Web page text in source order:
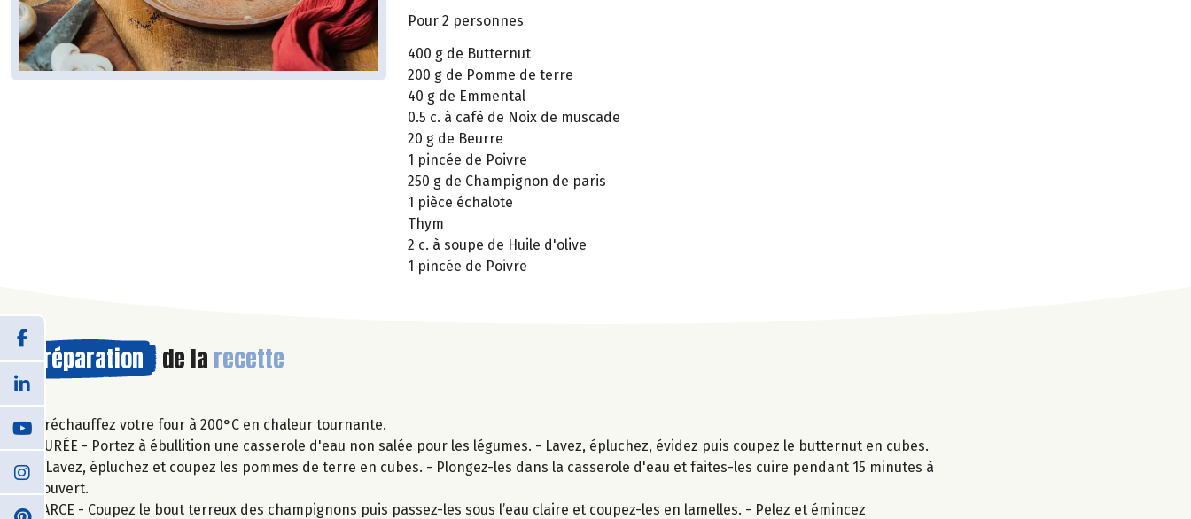
Pour 2 personnes
400 g de Butternut
200 g de Pomme de terre
40 g de Emmental
0.5 c. à café de Noix de muscade
20 g de Beurre
1 pincée de Poivre
250 g de Champignon de paris
1 pièce échalote
Thym
2 c. à soupe de Huile d'olive
1 pincée de Poivre
Préparation de la recette
Préchauffez votre four à 200°C en chaleur tournante.
PURÉE - Portez à ébullition une casserole d'eau non salée pour les légumes. - Lavez, épluchez, évidez puis coupez le butternut en cubes.
- Lavez, épluchez et coupez les pommes de terre en cubes. - Plongez-les dans la casserole d'eau et faites-les cuire pendant 15 minutes à
couvert.
FARCE - Coupez le bout terreux des champignons puis passez-les sous l’eau claire et coupez-les en lamelles. - Pelez et émincez